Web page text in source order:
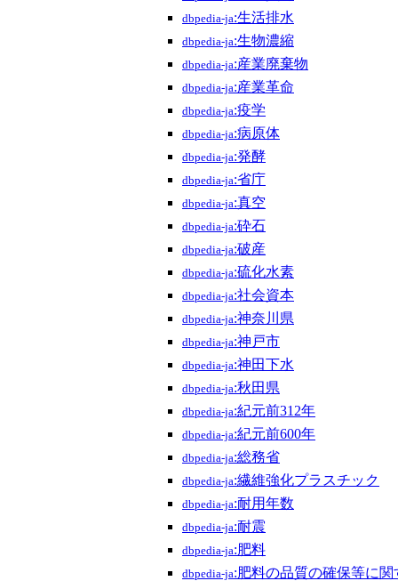
dbpedia-ja:生活排水
dbpedia-ja:生物濃縮
dbpedia-ja:産業廃棄物
dbpedia-ja:産業革命
dbpedia-ja:疫学
dbpedia-ja:病原体
dbpedia-ja:発酵
dbpedia-ja:省庁
dbpedia-ja:真空
dbpedia-ja:砕石
dbpedia-ja:破産
dbpedia-ja:硫化水素
dbpedia-ja:社会資本
dbpedia-ja:神奈川県
dbpedia-ja:神戸市
dbpedia-ja:神田下水
dbpedia-ja:秋田県
dbpedia-ja:紀元前312年
dbpedia-ja:紀元前600年
dbpedia-ja:総務省
dbpedia-ja:繊維強化プラスチック
dbpedia-ja:耐用年数
dbpedia-ja:耐震
dbpedia-ja:肥料
dbpedia-ja:肥料の品質の確保等に関